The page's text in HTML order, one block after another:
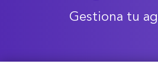
Gestiona tu